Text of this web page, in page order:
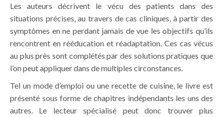
Les auteurs décrivent le vécu des patients dans des
situations précises, au travers de cas cliniques, à partir des
symptômes en ne perdant jamais de vue les objectifs qu’ils
rencontrent en rééducation et réadaptation. Ces cas vécus
au plus près sont complétés par des solutions pratiques que
l’on peut appliquer dans de multiples circonstances.
Tel un mode d’emploi ou une recette de cuisine, le livre est
présenté sous forme de chapitres indépendants les uns des
autres. Le lecteur spécialisé peut donc trouver plus